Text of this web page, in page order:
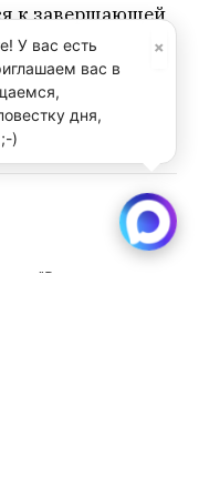
к завершающей
комплекс
"Редакция
×
У вас есть
вас в
дня,
)